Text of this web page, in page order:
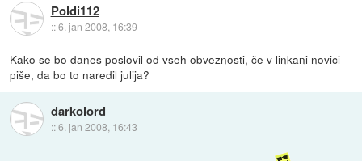
Poldi112
::6. jan 2008, 16:39
Kako se bo danes poslovil od vseh obveznosti, če v linkani novici
piše, da bo to naredil julija?
darkolord
::6. jan 2008, 16:43